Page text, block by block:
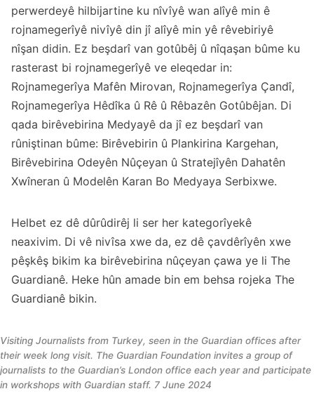
perwerdeyê hilbijartine ku nîvîyê wan alîyê min ê
rojnamegerîyê nivîyê din jî alîyê min yê rêvebiriyê
nîşan didin. Ez beşdarî van gotûbêj û nîqaşan bûme ku
rasterast bi rojnamegerîyê ve eleqedar in:
Rojnamegerîya Mafên Mirovan, Rojnamegerîya Çandî,
Rojnamegerîya Hêdîka û Rê û Rêbazên Gotûbêjan. Di
qada birêvebirina Medyayê da jî ez beşdarî van
rûniştinan bûme: Birêvebirin û Plankirina Kargehan,
Birêvebirina Odeyên Nûçeyan û Stratejîyên Dahatên
Xwîneran û Modelên Karan Bo Medyaya Serbixwe.
Helbet ez dê dûrûdirêj li ser her kategorîyekê
neaxivim. Di vê nivîsa xwe da, ez dê çavdêrîyên xwe
pêşkêş bikim ka birêvebirina nûçeyan çawa ye li The
Guardianê. Heke hûn amade bin em behsa rojeka The
Guardianê bikin.
Visiting Journalists from Turkey, seen in the Guardian offices after
their week long visit. The Guardian Foundation invites a group of
journalists to the Guardian’s London office each year and participate
in workshops with Guardian staff. 7 June 2024